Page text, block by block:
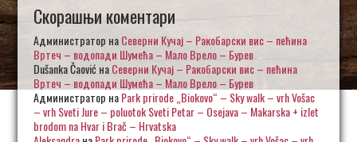
Скорашњи коментари
Администратор наСеверни Кучај – Ракобарски вис – пећина
Вртеч – водопади Шумећа – Мало Врело – Бурев
Dušanka ČaovićнаСеверни Кучај – Ракобарски вис – пећина
Вртеч – водопади Шумећа – Мало Врело – Бурев
Администратор наPark prirode „Biokovo“ – Sky walk – vrh Vošac
– vrh Sveti Jure – poluotok Sveti Petar – Osejava – Makarska + izlet
brodom na Hvar i Brač – Hrvatska